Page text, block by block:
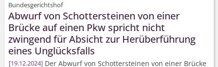
Bundesgerichtshof
Abwurf von Schottersteinen von einer
Brücke auf einen Pkw spricht nicht
zwingend für Absicht zur Herüberführung
eines Unglücksfalls
19.12.2024 Der Abwurf von Schottersteinen von einer Brücke